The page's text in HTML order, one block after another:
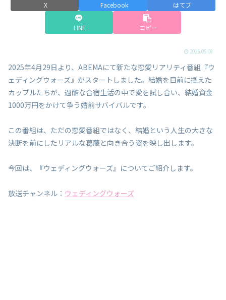
X Facebook はてブ
LINE コピー
2025.05.08
2025年4月29日より、ABEMAにて新たな恋愛リアリティ番組『ウ
ェディングウォーズ』がスタートしました。結婚を目前に控えた
カップルたちが、過酷な合宿生活の中で愛を試し合い、結婚資金
1000万円をかけて争う婚前サバイバルです。
この番組は、ただの恋愛番組ではなく、結婚という人生の大きな
決断を前にしたリアルな葛藤と向き合う姿を映し出します。
今回は、『ウェディングウォーズ』についてご紹介します。
放送チャンネル： ウェディングウォーズ